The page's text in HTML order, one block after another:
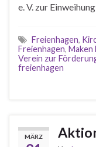
e. V. zur
Freienhagen,
Freienhagen, Maken
Verein zur
freienhagen
MÄRZ